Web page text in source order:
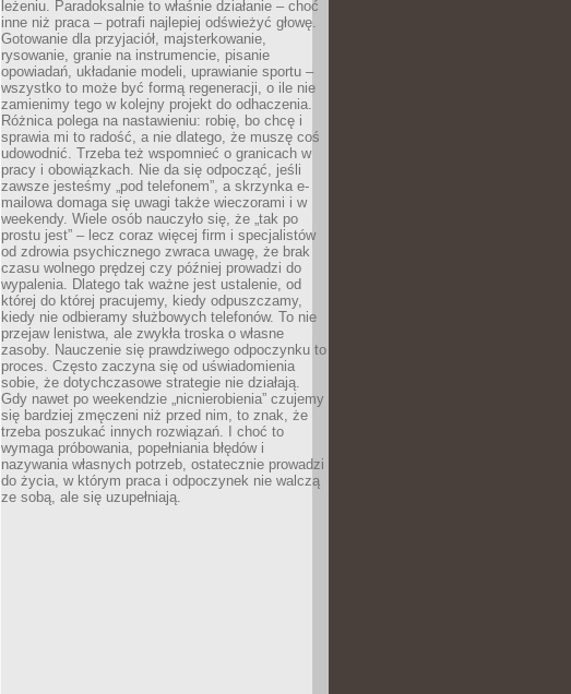
leżeniu. Paradoksalnie to właśnie działanie – choć
inne niż praca – potrafi najlepiej odświeżyć głowę.
Gotowanie dla przyjaciół, majsterkowanie,
rysowanie, granie na instrumencie, pisanie
opowiadań, układanie modeli, uprawianie sportu –
wszystko to może być formą regeneracji, o ile nie
zamienimy tego w kolejny projekt do odhaczenia.
Różnica polega na nastawieniu: robię, bo chcę i
sprawia mi to radość, a nie dlatego, że muszę coś
udowodnić. Trzeba też wspomnieć o granicach w
pracy i obowiązkach. Nie da się odpocząć, jeśli
zawsze jesteśmy „pod telefonem”, a skrzynka e-
mailowa domaga się uwagi także wieczorami i w
weekendy. Wiele osób nauczyło się, że „tak po
prostu jest” – lecz coraz więcej firm i specjalistów
od zdrowia psychicznego zwraca uwagę, że brak
czasu wolnego prędzej czy później prowadzi do
wypalenia. Dlatego tak ważne jest ustalenie, od
której do której pracujemy, kiedy odpuszczamy,
kiedy nie odbieramy służbowych telefonów. To nie
przejaw lenistwa, ale zwykła troska o własne
zasoby. Nauczenie się prawdziwego odpoczynku to
proces. Często zaczyna się od uświadomienia
sobie, że dotychczasowe strategie nie działają.
Gdy nawet po weekendzie „nicnierobienia” czujemy
się bardziej zmęczeni niż przed nim, to znak, że
trzeba poszukać innych rozwiązań. I choć to
wymaga próbowania, popełniania błędów i
nazywania własnych potrzeb, ostatecznie prowadzi
do życia, w którym praca i odpoczynek nie walczą
ze sobą, ale się uzupełniają.